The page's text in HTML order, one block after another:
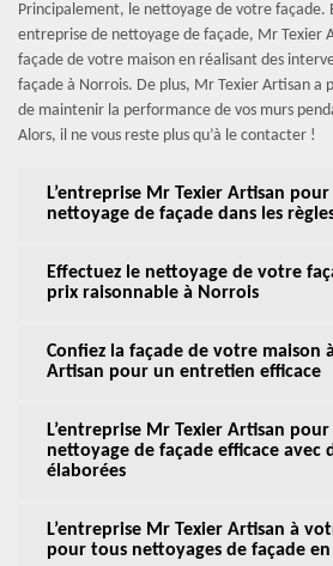
Principalement, le nettoyage de votre façade.
entreprise de nettoyage de façade, Mr Texier
façade de votre maison en réalisant des
façade à Norrois. De plus, Mr Texier Artisan a
de maintenir la performance de vos murs
Alors, il ne vous reste plus qu’à le contacter !
L’entreprise Mr Texier Artisan
nettoyage de façade dans les
Effectuez le nettoyage de votre
prix raisonnable à Norrois
Confiez la façade de votre maison
Artisan pour un entretien efficace
L’entreprise Mr Texier Artisan
nettoyage de façade efficace avec
élaborées
L’entreprise Mr Texier Artisan à
pour tous nettoyages de façade